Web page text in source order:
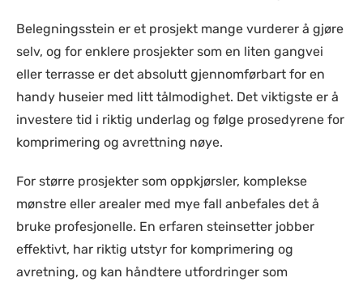
Belegningsstein er et prosjekt mange vurderer å gjøre
selv, og for enklere prosjekter som en liten gangvei
eller terrasse er det absolutt gjennomførbart for en
handy huseier med litt tålmodighet. Det viktigste er å
investere tid i riktig underlag og følge prosedyrene for
komprimering og avrettning nøye.
For større prosjekter som oppkjørsler, komplekse
mønstre eller arealer med mye fall anbefales det å
bruke profesjonelle. En erfaren steinsetter jobber
effektivt, har riktig utstyr for komprimering og
avretning, og kan håndtere utfordringer som